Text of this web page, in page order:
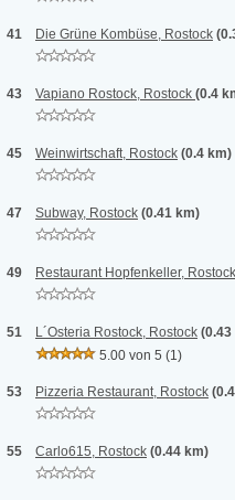
41 Die Grüne Kombüse, Rostock
43 Vapiano Rostock, Rostock (0.4
45 Weinwirtschaft, Rostock (0.4 km)
47 Subway, Rostock (0.41 km)
49 Restaurant Hopfenkeller, Rostock
51 L´Osteria Rostock, Rostock
5.00 von 5 (1)
53 Pizzeria Restaurant, Rostock
55 Carlo615, Rostock (0.44 km)